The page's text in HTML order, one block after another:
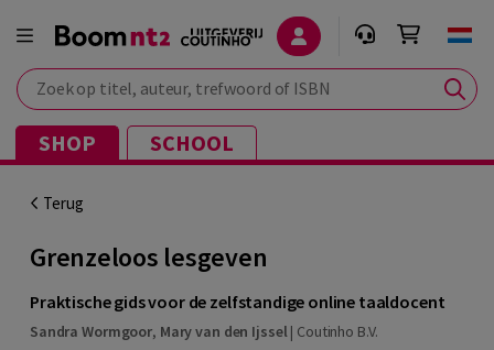
Zoek op titel, auteur, trefwoord of ISBN
SHOP SCHOOL
Terug
Grenzeloos lesgeven
Praktische gids voor de zelfstandige online taaldocent
Sandra Wormgoor, Mary van den Ijssel| Coutinho B.V.